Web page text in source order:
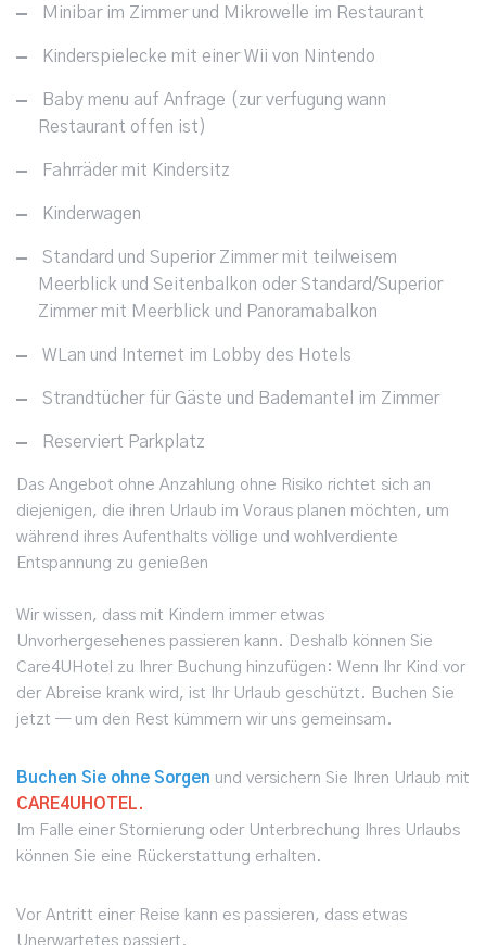
Minibar im Zimmer und Mikrowelle im Restaurant
Kinderspielecke mit einer Wii von Nintendo
Baby menu auf Anfrage (zur verfugung wann
Restaurant offen ist)
Fahrräder mit Kindersitz
Kinderwagen
Standard und Superior Zimmer mit teilweisem
Meerblick und Seitenbalkon oder Standard/Superior
Zimmer mit Meerblick und Panoramabalkon
WLan und Internet im Lobby des Hotels
Strandtücher für Gäste und Bademantel im Zimmer
Reserviert Parkplatz
Das Angebot ohne Anzahlung ohne Risiko richtet sich an
diejenigen, die ihren Urlaub im Voraus planen möchten, um
während ihres Aufenthalts völlige und wohlverdiente
Entspannung zu genießen
Wir wissen, dass mit Kindern immer etwas
Unvorhergesehenes passieren kann. Deshalb können Sie
Care4UHotel zu Ihrer Buchung hinzufügen: Wenn Ihr Kind vor
der Abreise krank wird, ist Ihr Urlaub geschützt. Buchen Sie
jetzt — um den Rest kümmern wir uns gemeinsam.
Buchen Sie ohne Sorgen und versichern Sie Ihren Urlaub mit
CARE4UHOTEL.
Im Falle einer Stornierung oder Unterbrechung Ihres Urlaubs
können Sie eine Rückerstattung erhalten.
Vor Antritt einer Reise kann es passieren, dass etwas
Unerwartetes passiert.